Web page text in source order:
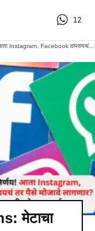
12
Meta Subscription Plans: मेटाचा मोठा निर्णय! आता Instagram, Facebook वापरायचं तर पैसे मोजावे लागणार? नव्या प्लान्सची जोरदार चर्चा
मेटाचा